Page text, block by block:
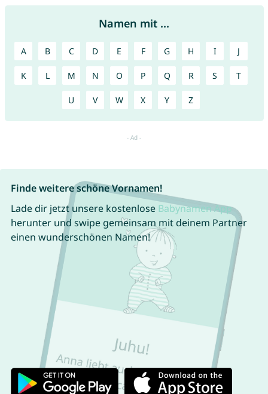
Namen mit ...
A B C D E F G H I J
K L M N O P Q R S T
U V W X Y Z
Finde weitere schöne Vornamen!
Lade dir jetzt unsere kostenlose Babynamen App
herunter und swipe gemeinsam mit deinem Partner
einen wunderschönen Namen!